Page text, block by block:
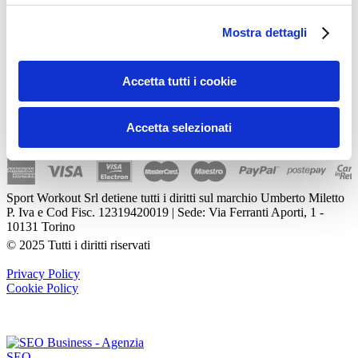
Mostra dettagli
Accetta tutti i cookie
Accetta selezionati
conseguenze risultanti dall'uso di tali informazioni e dalla loro messa
in pratica. L'allenamento con sovraccarichi può causare infortuni, si
il proprio medico di fiducia prima di intraprendere qualsiasi forma di
attività fisica o regime alimentare.
Sport Workout Srl detiene tutti i diritti sul marchio Umberto Miletto
P. Iva e Cod Fisc. 12319420019 | Sede: Via Ferranti Aporti, 1 -
10131 Torino
© 2025 Tutti i diritti riservati
Privacy Policy
Cookie Policy